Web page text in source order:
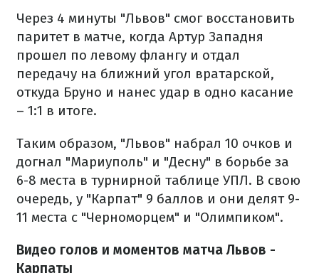
Через 4 минуты "Львов" смог восстановить
паритет в матче, когда Артур Западня
прошел по левому флангу и отдал
передачу на ближний угол вратарской,
откуда Бруно и нанес удар в одно касание
– 1:1 в итоге.
Таким образом, "Львов" набрал 10 очков и
догнал "Мариуполь" и "Десну" в борьбе за
6-8 места в турнирной таблице УПЛ. В свою
очередь, у "Карпат" 9 баллов и они делят 9-
11 места с "Черноморцем" и "Олимпиком".
Видео голов и моментов матча Львов -
Карпаты